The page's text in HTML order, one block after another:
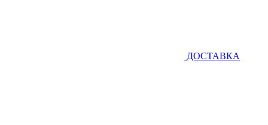
ДОСТАВКА